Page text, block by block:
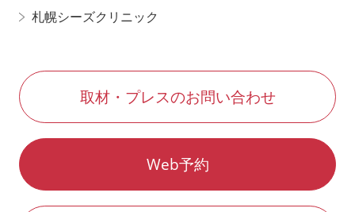
札幌シーズクリニック
取材・プレスのお問い合わせ
Web予約